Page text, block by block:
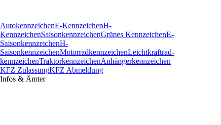
AutokennzeichenE-KennzeichenH-
KennzeichenSaisonkennzeichenGrünes KennzeichenE-
SaisonkennzeichenH-
SaisonkennzeichenMotorradkennzeichenLeichtkraftrad­
kennzeichenTraktorkennzeichenAnhängerkennzeichen
KFZ ZulassungKFZ Abmeldung
Infos & Ämter